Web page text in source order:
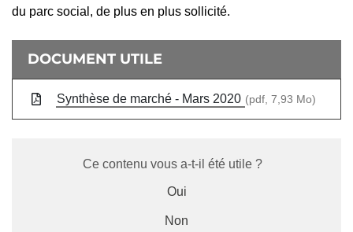
du parc social, de plus en plus sollicité.
Informations complémentaires
DOCUMENT UTILE
Synthèse de marché - Mars 2020 (pdf, 7,93 Mo)
Ce contenu vous a-t-il été utile ?
Oui
Non